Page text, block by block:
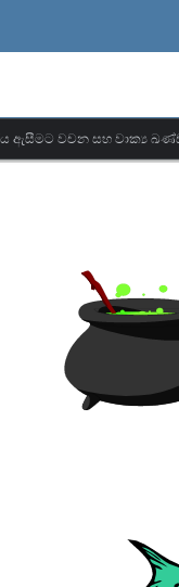
ඇසීමට වචන සහ වාක්‍ය